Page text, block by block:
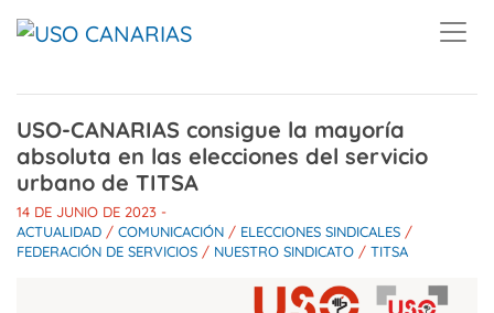
USO-CANARIAS consigue la mayoría
absoluta en las elecciones del servicio
urbano de TITSA
14 DE JUNIO DE 2023 -
ACTUALIDAD / COMUNICACIÓN / ELECCIONES SINDICALES /
FEDERACIÓN DE SERVICIOS / NUESTRO SINDICATO / TITSA